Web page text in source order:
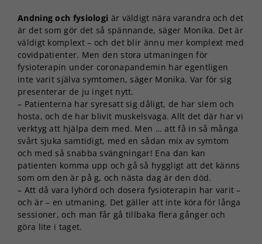
Andning och fysiologi är väldigt nära varandra och det
är det som gör det så spännande, säger Monika. Det är
väldigt komplext – och det blir ännu mer komplext med
covidpatienter. Men den stora utmaningen för
fysioterapin under coronapandemin har egentligen
inte varit själva symtomen, säger Monika. Var för sig
presenterar de ju inget nytt.
– Patienterna har syresatt sig dåligt, de har slem och
hosta, och de har blivit muskelsvaga. Allt det där har vi
verktyg att hjälpa dem med. Men … att få in så många
svårt sjuka samtidigt, med en sådan mix av symtom
och med så snabba svängningar! Ena dan kan
patienten komma upp och gå så hyggligt att det känns
som om den är på g, och nästa dag är den död.
– Att då vara lyhörd och dosera fysioterapin har varit –
och är – en utmaning. Det gäller att inte köra för långa
sessioner, och man får gå tillbaka flera gånger och
göra lite i taget.